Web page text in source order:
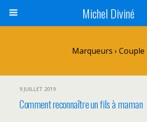
Michel Diviné
Marqueurs › Couple
9 JUILLET 2019
Comment reconnaître un fils à maman